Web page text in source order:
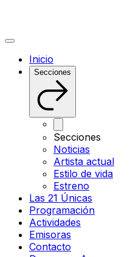
Inicio
Secciones
Secciones
Noticias
Artista actual
Estilo de vida
Estreno
Las 21 Únicas
Programación
Actividades
Emisoras
Contacto